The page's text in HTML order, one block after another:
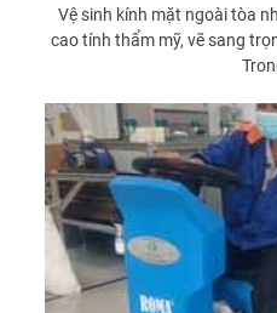
Vệ sinh kính mặt ngoài tòa
cao tính thẩm mỹ, vẽ sang